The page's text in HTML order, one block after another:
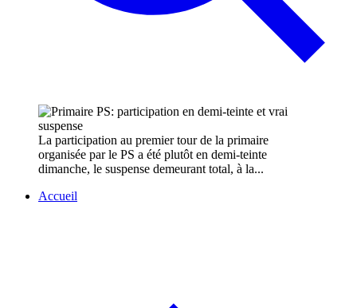
La participation au premier tour de la primaire
organisée par le PS a été plutôt en demi-teinte
dimanche, le suspense demeurant total, à la...
Accueil